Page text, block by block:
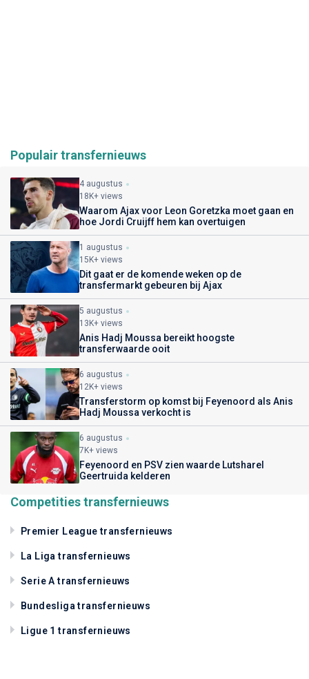
Populair transfernieuws
4 augustus
18K+ views
Waarom Ajax voor Leon Goretzka moet gaan en
hoe Jordi Cruijff hem kan overtuigen
1 augustus
15K+ views
Dit gaat er de komende weken op de
transfermarkt gebeuren bij Ajax
5 augustus
13K+ views
Anis Hadj Moussa bereikt hoogste
transferwaarde ooit
6 augustus
12K+ views
Transferstorm op komst bij Feyenoord als Anis
Hadj Moussa verkocht is
6 augustus
7K+ views
Feyenoord en PSV zien waarde Lutsharel
Geertruida kelderen
Competities transfernieuws
Premier League transfernieuws
La Liga transfernieuws
Serie A transfernieuws
Bundesliga transfernieuws
Ligue 1 transfernieuws